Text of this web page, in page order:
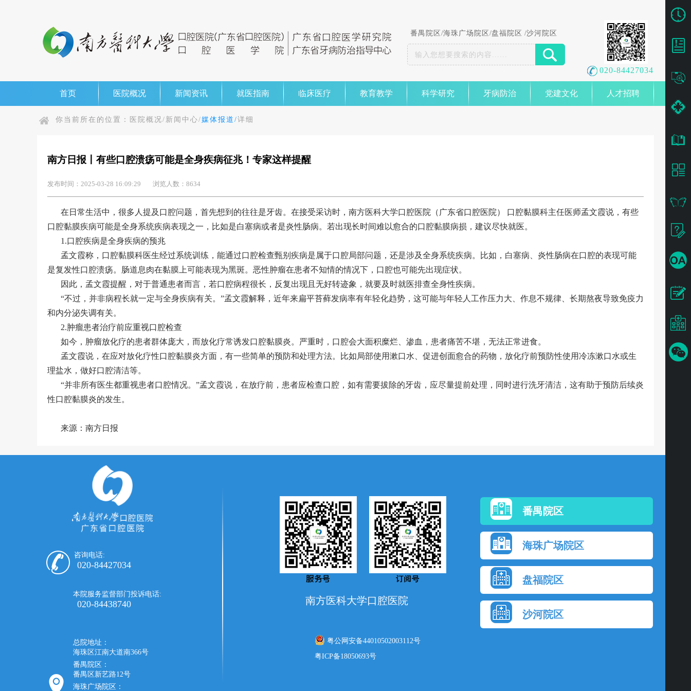
番禺院区 /海珠广场院区 /盘福院区 /沙河院区
020-84427034
首页 医院概况 新闻资讯 就医指南 临床医疗 教育教学 科学研究 牙病防治 党建文化 人才招聘
你当前所在的位置： 医院概况/ 新闻中心/媒体报道/详细
南方日报丨有些口腔溃疡可能是全身疾病征兆！专家这样提醒
发布时间：2025-03-28 16:09:29 浏览人数：8634
在日常生活中，很多人提及口腔问题，首先想到的往往是牙齿。在接受采访时，南方医科大学口腔医院（广东省口腔医院） 口腔黏膜科主任医师孟文霞说，有些
口腔黏膜疾病可能是全身系统疾病表现之一，比如是白塞病或者是炎性肠病。若出现长时间难以愈合的口腔黏膜病损，建议尽快就医。
1.口腔疾病是全身疾病的预兆
孟文霞称，口腔黏膜科医生经过系统训练，能通过口腔检查甄别疾病是属于口腔局部问题，还是涉及全身系统疾病。比如，白塞病、炎性肠病在口腔的表现可能
是复发性口腔溃疡。肠道息肉在黏膜上可能表现为黑斑。恶性肿瘤在患者不知情的情况下，口腔也可能先出现症状。
因此，孟文霞提醒，对于普通患者而言，若口腔病程很长，反复出现且无好转迹象，就要及时就医排查全身性疾病。
“不过，并非病程长就一定与全身疾病有关。”孟文霞解释，近年来扁平苔藓发病率有年轻化趋势，这可能与年轻人工作压力大、作息不规律、长期熬夜导致免疫力
和内分泌失调有关。
2.肿瘤患者治疗前应重视口腔检查
如今，肿瘤放化疗的患者群体庞大，而放化疗常诱发口腔黏膜炎。严重时，口腔会大面积糜烂、渗血，患者痛苦不堪，无法正常进食。
孟文霞说，在应对放化疗性口腔黏膜炎方面，有一些简单的预防和处理方法。比如局部使用漱口水、促进创面愈合的药物，放化疗前预防性使用冷冻漱口水或生
理盐水，做好口腔清洁等。
“并非所有医生都重视患者口腔情况。”孟文霞说，在放疗前，患者应检查口腔，如有需要拔除的牙齿，应尽量提前处理，同时进行洗牙清洁，这有助于预防后续炎
性口腔黏膜炎的发生。
来源：南方日报
咨询电话:
020-84427034
本院服务监督部门投诉电话:
020-84438740
总院地址：
海珠区江南大道南366号
番禺院区：
番禺区新艺路12号
海珠广场院区：
南方医科大学口腔医院
番禺院区
海珠广场院区
盘福院区
沙河院区
粤公网安备44010502003112号
粤ICP备18050693号